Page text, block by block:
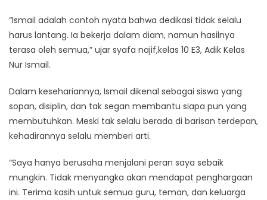
“Ismail adalah contoh nyata bahwa dedikasi tidak selalu
harus lantang. Ia bekerja dalam diam, namun hasilnya
terasa oleh semua,” ujar syafa najif,kelas 10 E3, Adik Kelas
Nur Ismail.
Dalam kesehariannya, Ismail dikenal sebagai siswa yang
sopan, disiplin, dan tak segan membantu siapa pun yang
membutuhkan. Meski tak selalu berada di barisan terdepan,
kehadirannya selalu memberi arti.
“Saya hanya berusaha menjalani peran saya sebaik
mungkin. Tidak menyangka akan mendapat penghargaan
ini. Terima kasih untuk semua guru, teman, dan keluarga